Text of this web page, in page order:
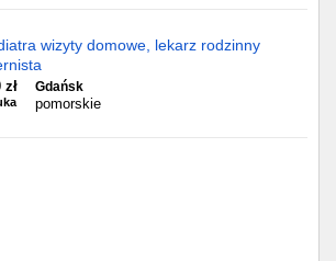
wizyty domowe, lekarz rodzinny
zł Gdańsk
pomorskie